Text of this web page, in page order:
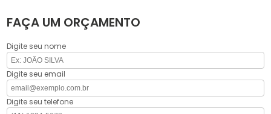
FAÇA UM ORÇAMENTO
Digite seu nome
Digite seu email
Digite seu telefone